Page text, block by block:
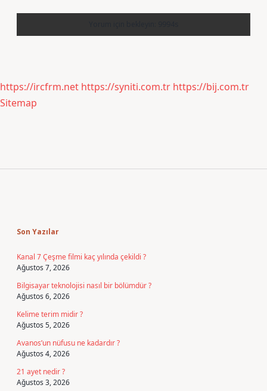
https://ircfrm.net https://syniti.com.tr https://bij.com.tr
Sitemap
Son Yazılar
Kanal 7 Çeşme filmi kaç yılında çekildi ?
Ağustos 7, 2026
Bilgisayar teknolojisi nasıl bir bölümdür ?
Ağustos 6, 2026
Kelime terim midir ?
Ağustos 5, 2026
Avanos’un nüfusu ne kadardır ?
Ağustos 4, 2026
21 ayet nedir ?
Ağustos 3, 2026